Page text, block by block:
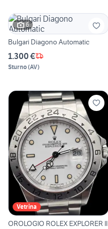
6
Bulgari Diagono Automatic
1.300 €
Sturno(AV)
Vetrina
OROLOGIO ROLEX EXPLORER II